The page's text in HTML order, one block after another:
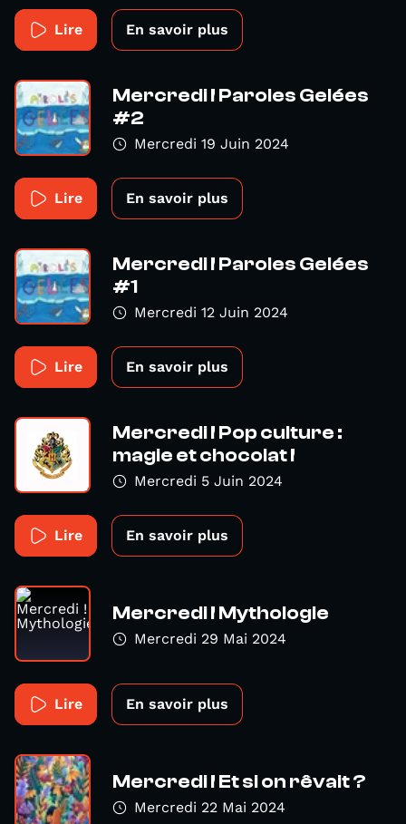
Lire En savoir plus
Mercredi ! Paroles Gelées
#2
Mercredi 19 Juin 2024
Lire En savoir plus
Mercredi ! Paroles Gelées
#1
Mercredi 12 Juin 2024
Lire En savoir plus
Mercredi ! Pop culture :
magie et chocolat !
Mercredi 5 Juin 2024
Lire En savoir plus
Mercredi ! Mythologie
Mercredi 29 Mai 2024
Lire En savoir plus
Mercredi ! Et si on rêvait ?
Mercredi 22 Mai 2024